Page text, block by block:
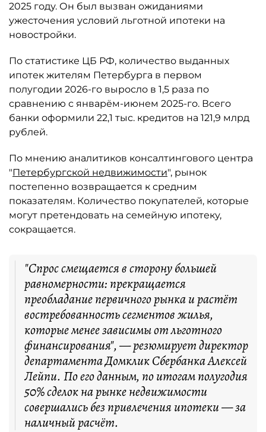
2025 году. Он был вызван ожиданиями
ужесточения условий льготной ипотеки на
новостройки.
По статистике ЦБ РФ, количество выданных
ипотек жителям Петербурга в первом
полугодии 2026-го выросло в 1,5 раза по
сравнению с январём-июнем 2025-го. Всего
банки оформили 22,1 тыс. кредитов на 121,9 млрд
рублей.
По мнению аналитиков консалтингового центра
"Петербургской недвижимости", рынок
постепенно возвращается к средним
показателям. Количество покупателей, которые
могут претендовать на семейную ипотеку,
сокращается.
"Спрос смещается в сторону большей
равномерности: прекращается
преобладание первичного рынка и растёт
востребованность сегментов жилья,
которые менее зависимы от льготного
финансирования", — резюмирует директор
департамента Домклик Сбербанка Алексей
Лейпи. По его данным, по итогам полугодия
50% сделок на рынке недвижимости
совершались без привлечения ипотеки — за
наличный расчёт.